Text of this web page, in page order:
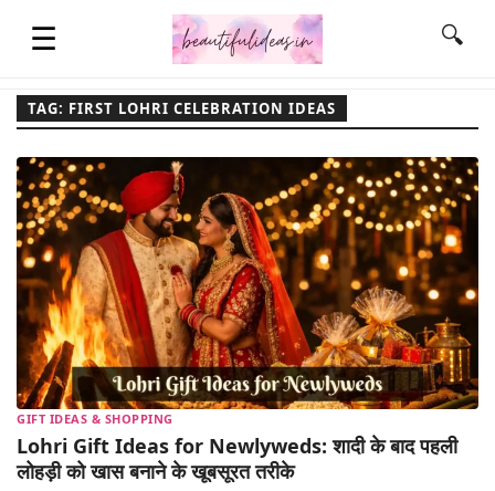
☰
QUOTES
LIFESTYLE
FASHION & STYLE
CONTACT NAME IDEAS
🔍
TAG: FIRST LOHRI CELEBRATION IDEAS
GIFT IDEAS & SHOPPING
Lohri Gift Ideas for Newlyweds: शादी के बाद पहली
लोहड़ी को खास बनाने के खूबसूरत तरीके